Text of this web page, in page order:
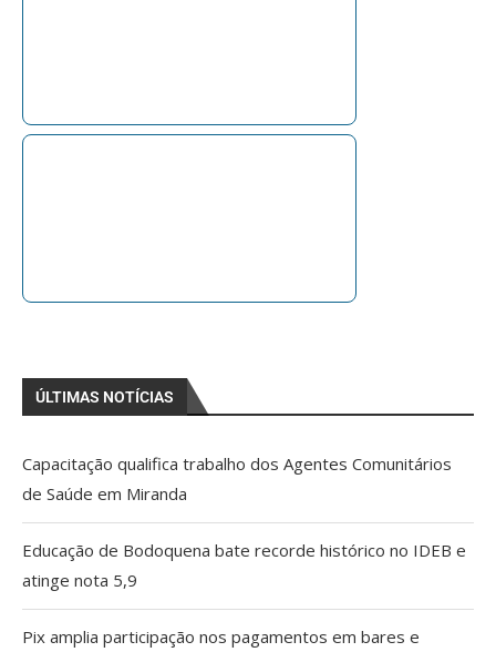
ÚLTIMAS NOTÍCIAS
Capacitação qualifica trabalho dos Agentes Comunitários
de Saúde em Miranda
Educação de Bodoquena bate recorde histórico no IDEB e
atinge nota 5,9
Pix amplia participação nos pagamentos em bares e